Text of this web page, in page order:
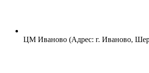
ЦМ Иваново (Адрес: г. Иваново,